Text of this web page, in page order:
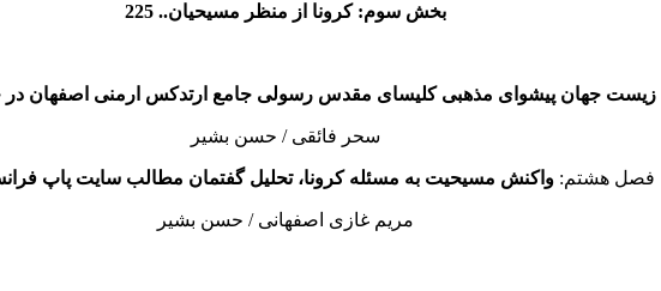
بخش سوم: کرونا از منظر مسیحیان.. 225
زیست جهان پیشوای مذهبی کلیسای مقدس رسولی جامع ارتدکس ارمنی اصفهان در
سحر فائقی / حسن بشیر
فصل هشتم:واکنش مسیحیت به مسئله‌ کرونا، تحلیل گفتمان مطالب سایت پاپ
مریم غازی اصفهانی / حسن بشیر